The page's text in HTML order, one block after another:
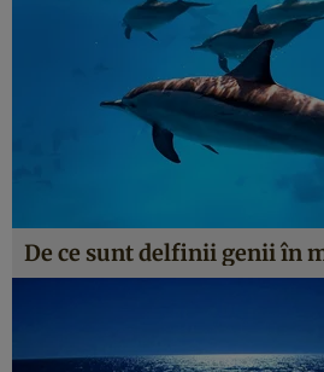
De ce sunt delfinii genii în